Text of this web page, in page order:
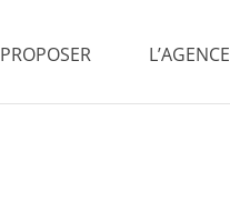
PROPOSER L’AGENCE